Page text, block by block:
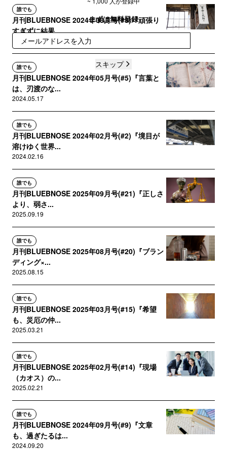
誰でも
月刊BLUEBNOSE 2024年08月号(#8)『頑張り
すぎずに結果...
2024.08.16
誰でも
月刊BLUEBNOSE 2024年05月号(#5)『言葉と
は、刃渡のな...
2024.05.17
誰でも
月刊BLUEBNOSE 2024年02月号(#2)『境目が
溶けゆく世界...
2024.02.16
誰でも
月刊BLUEBNOSE 2025年09月号(#21)『正しさ
より、弱さ...
2025.09.19
誰でも
月刊BLUEBNOSE 2025年08月号(#20)『ブラン
ディング×...
2025.08.15
誰でも
月刊BLUEBNOSE 2025年03月号(#15)『希望
も、災厄の仲...
2025.03.21
誰でも
月刊BLUEBNOSE 2025年02月号(#14)『現場
（カオス）の...
2025.02.21
誰でも
月刊BLUEBNOSE 2024年09月号(#9)『文章
も、過ぎたるは...
2024.09.20
まずは無料登録
スキップ